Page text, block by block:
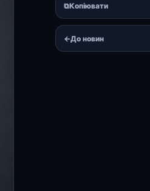
⧉Копіювати
←До новин